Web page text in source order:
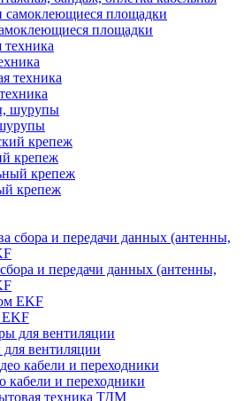
площадки
крепеж
крепеж
и передачи данных (антенны,
вентиляции
кабели и переходники